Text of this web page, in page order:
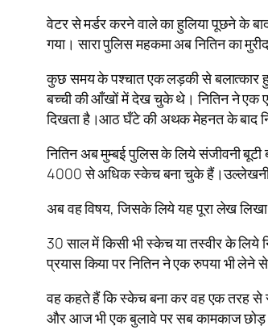
वेटर से मर्डर करने वाले का हुलिया पूछने के
गया। सारा पुलिस महकमा अब नितिन का
कुछ समय के पश्चात एक लड़की से बलात्कार
बच्ची की आँखों में देख चुके थे। नितिन ने एक
दिखता है।आठ घँटे की अथक मेहनत के बाद
नितिन अब मुम्बई पुलिस के लिये संजीवनी
4000 से अधिक स्केच बना चुके हैं।उल्लेखनीय
अब वह विषय, जिसके लिये यह पूरा लेख लिखा
30 साल में किसी भी स्केच या तस्वीर के लिये
प्रयास किया पर नितिन ने एक रुपया भी
वह कहते हैं कि स्केच बना कर वह एक तरह से
और आज भी एक बुलावे पर सब कामकाज छोड़